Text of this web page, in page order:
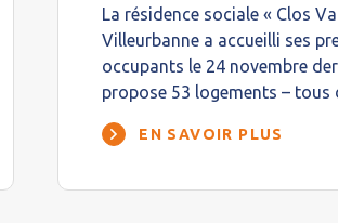
La résidence sociale « Clos
Villeurbanne a accueilli ses
occupants le 24 novembre
propose 53 logements – tous
EN SAVOIR PLUS